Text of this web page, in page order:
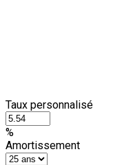
Taux personnalisé
%
Amortissement